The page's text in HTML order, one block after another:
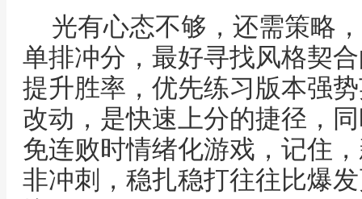
光有心态不够，还需策略
单排冲分，最好寻找风格契
提升胜率，优先练习版本强
改动，是快速上分的捷径，
免连败时情绪化游戏，记住
非冲刺，稳扎稳打往往比爆